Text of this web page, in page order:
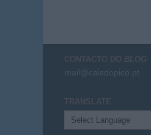
CONTACTO DO BLOG
mail@caisdopico.pt
TRANSLATE